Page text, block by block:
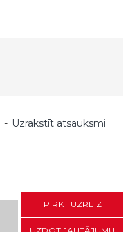
- Uzrakstīt atsauksmi
PIRKT UZREIZ